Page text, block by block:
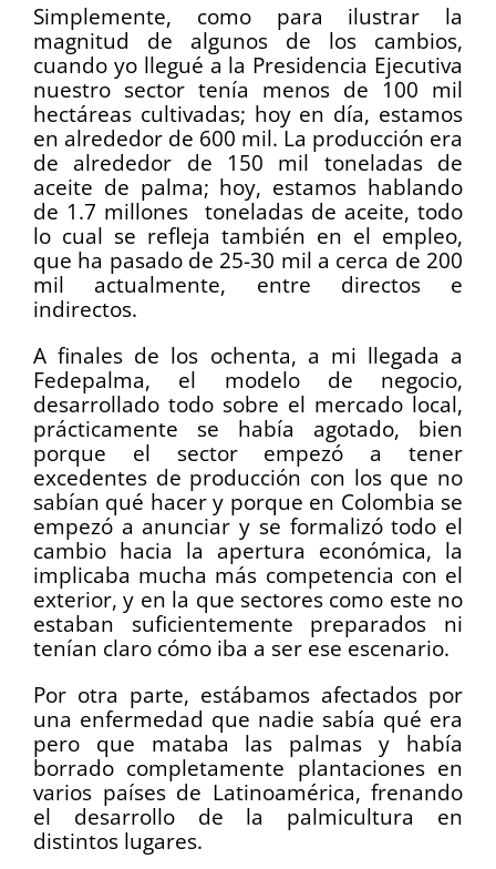
Simplemente, como para ilustrar la
magnitud de algunos de los cambios,
cuando yo llegué a la Presidencia Ejecutiva
nuestro sector tenía menos de 100 mil
hectáreas cultivadas; hoy en día, estamos
en alrededor de 600 mil. La producción era
de alrededor de 150 mil toneladas de
aceite de palma; hoy, estamos hablando
de 1.7 millones toneladas de aceite, todo
lo cual se refleja también en el empleo,
que ha pasado de 25-30 mil a cerca de 200
mil actualmente, entre directos e
indirectos.
A finales de los ochenta, a mi llegada a
Fedepalma, el modelo de negocio,
desarrollado todo sobre el mercado local,
prácticamente se había agotado, bien
porque el sector empezó a tener
excedentes de producción con los que no
sabían qué hacer y porque en Colombia se
empezó a anunciar y se formalizó todo el
cambio hacia la apertura económica, la
implicaba mucha más competencia con el
exterior, y en la que sectores como este no
estaban suficientemente preparados ni
tenían claro cómo iba a ser ese escenario.
Por otra parte, estábamos afectados por
una enfermedad que nadie sabía qué era
pero que mataba las palmas y había
borrado completamente plantaciones en
varios países de Latinoamérica, frenando
el desarrollo de la palmicultura en
distintos lugares.